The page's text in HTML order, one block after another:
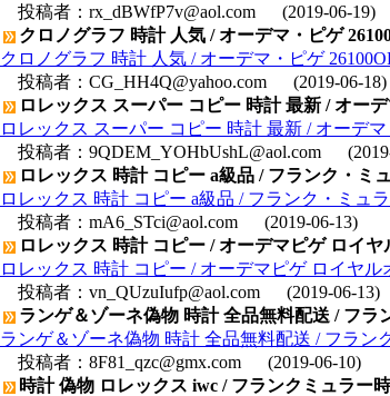
投稿者： rx_dBWfP7v@aol.com (2019-06-19)
クロノグラフ 時計 人気 / オーデマ・ピゲ
クロノグラフ 時計 人気 / オーデマ・ピゲ
投稿者： CG_HH4Q@yahoo.com (2019-06-18)
ロレックス スーパー コピー 時計 最新 / オー
ロレックス スーパー コピー 時計 最新 / オーデ
投稿者： 9QDEM_YOHbUshL@aol.com
ロレックス 時計 コピー a級品 / フランク・ミ
ロレックス 時計 コピー a級品 / フランク・ミュ
投稿者： mA6_STci@aol.com (2019-06-13)
ロレックス 時計 コピー / オーデマピゲ ロイ
ロレックス 時計 コピー / オーデマピゲ ロイヤ
投稿者： vn_QUzuIufp@aol.com (2019-06-13)
ランゲ＆ゾーネ偽物 時計 全品無料配送 / フ
ランゲ＆ゾーネ偽物 時計 全品無料配送 / フラン
投稿者： 8F81_qzc@gmx.com (2019-06-10)
時計 偽物 ロレックス iwc / フランクミュラー